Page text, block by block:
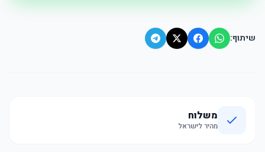
שיתוף:
משלוח
מהיר לישראל